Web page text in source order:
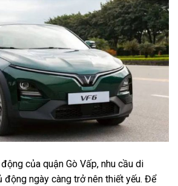
của quận Gò Vấp, nhu cầu di
động ngày càng trở nên thiết yếu. Để